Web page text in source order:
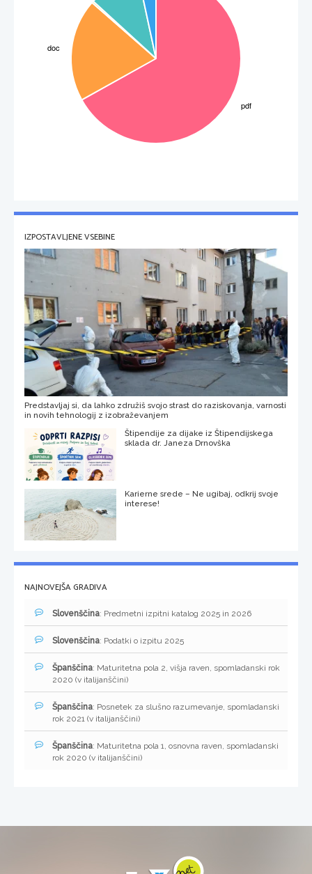
IZPOSTAVLJENE VSEBINE
Predstavljaj si, da lahko združiš svojo strast do raziskovanja, varnosti
in novih tehnologij z izobraževanjem
Štipendije za dijake iz Štipendijskega
sklada dr. Janeza Drnovška
Karierne srede – Ne ugibaj, odkrij svoje
interese!
NAJNOVEJŠA GRADIVA
Slovenščina: Predmetni izpitni katalog 2025 in 2026
Slovenščina: Podatki o izpitu 2025
Španščina: Maturitetna pola 2, višja raven, spomladanski rok
2020 (v italijanščini)
Španščina: Posnetek za slušno razumevanje, spomladanski
rok 2021 (v italijanščini)
Španščina: Maturitetna pola 1, osnovna raven, spomladanski
rok 2020 (v italijanščini)